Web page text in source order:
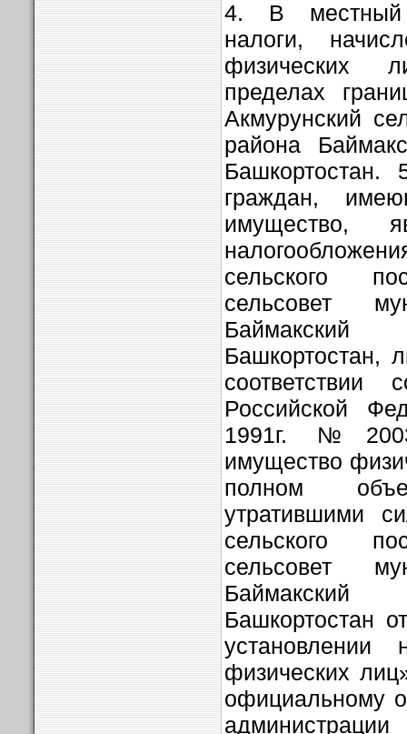
4. В местный
налоги,
физических
пределах
Акмурунский
района
Башкортостан.
граждан,
имущество,
сельского
сельсовет
Баймакский
Башкортостан,
Российской
1991г.
имущество
полном
утратившими
сельского
сельсовет
Баймакский
Башкортостан
установлении
физических
официальному